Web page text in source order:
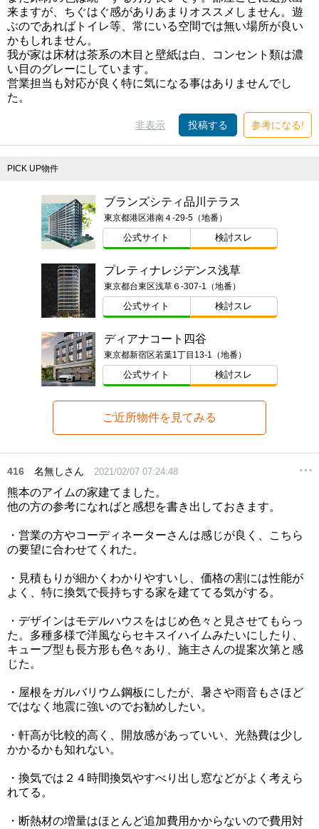
来ますが、ちぐはぐ感がありあまりオススメしません。遊
ぶのであればトイレ等、常にいる空間では無い場所が良い
かもしれません。
我が家は床材は茶系の木目と壁紙は白、コンセント類は濃
い目のグレーにしています。
営業担当も対応が良く特に気になる事はありませんでし
た。
非表示 投稿する 参考になる!
PICK UP物件
ブランズシティ品川テラス
東京都港区港南４-29-5（地番）
公式サイト 検討スレ
プレティナレジデンス浅草
東京都台東区浅草６-307-1（地番）
公式サイト 検討スレ
ディアナコート四谷
東京都新宿区若葉1丁目13-1（地番）
公式サイト 検討スレ
ご近所物件を見てみる
416 名無しさん 2021/02/07 07:24:48
熊本のアイムの家建てました。
他の方の参考になればと感想を書き出しておきます。
・営業の方やコーディネーターさんは感じが良く、こちら
の要望に合わせてくれた。
・見積もりが細かくわかりやすいし、価格の割には性能が
よく、特に換気で長持ちする家を建ててる気がする。
・デザインはモデルハウスをはじめ色々と見させてもらっ
た。多種多様で洋風ならセキスイハイムみたいにしたり、
キューブ型も長方形も色々あり、施主さんの提案次第と感
じた。
・屋根をガルバリウム鋼板にしたが、暑さや雨音もさほど
ではなく地震に強いのでお勧めしたい。
・軒高が比較的高く、開放感があっていい、光熱費は少し
かかるかも知れない。
・換気では２４時間換気やすべり出し窓などがよく考えら
れてる。
・断熱材の増量はほとんど追加費用かからないので費用対